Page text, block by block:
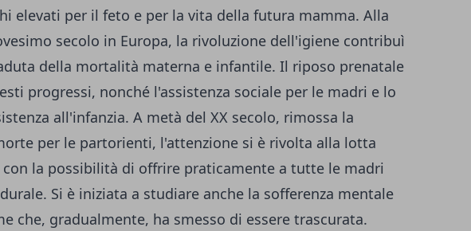
elevati per il feto e per la vita della futura mamma. Alla
secolo in Europa, la rivoluzione dell'igiene contribuì
della mortalità materna e infantile. Il riposo prenatale
progressi, nonché l'assistenza sociale per le madri e lo
all'infanzia. A metà del XX secolo, rimossa la
per le partorienti, l'attenzione si è rivolta alla lotta
la possibilità di offrire praticamente a tutte le madri
Si è iniziata a studiare anche la sofferenza mentale
che, gradualmente, ha smesso di essere trascurata.